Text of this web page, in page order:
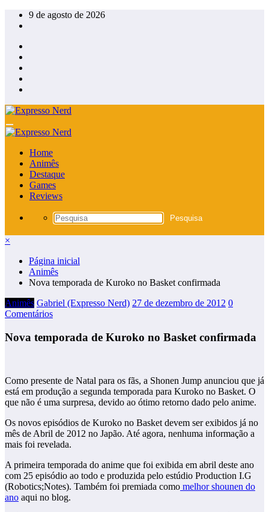
Pular
para
conteúdo
9 de agosto de 2026
Home
Animês
Destaque
Games
Reviews
×
Página inicial
Animês
Nova temporada de Kuroko no Basket confirmada
Animês Gabriel (Expresso Nerd) 27 de dezembro de 2012 0
Comentários
Nova temporada de Kuroko no Basket confirmada
Como presente de Natal para os fãs, a Shonen Jump anunciou que já
está em produção a segunda temporada para Kuroko no Basket. O
que não é uma surpresa, devido ao ótimo retorno dado pelo anime.
Os novos episódios de Kuroko no Basket devem ser exibidos já no
mês de Abril de 2012 no Japão. Até agora, nenhuma informação a
mais foi revelada.
A primeira temporada do anime que foi exibida em abril deste ano
com 25 episódio ao todo e produzida pelo estúdio Production I.G
(Robotics;Notes). Também foi premiada como melhor shounen do
ano aqui no blog.